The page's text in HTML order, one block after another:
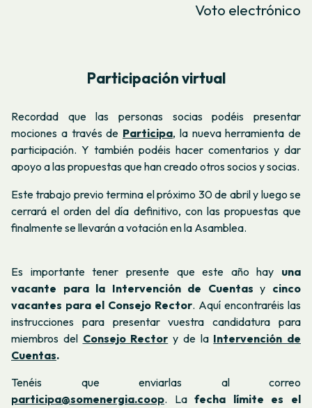
Voto electrónico
Participación virtual
Recordad que las personas socias podéis presentar
mociones a través de Participa, la nueva herramienta de
participación. Y también podéis hacer comentarios y dar
apoyo a las propuestas que han creado otros socios y socias.
Este trabajo previo termina el próximo 30 de abril y luego se
cerrará el orden del día definitivo, con las propuestas que
finalmente se llevarán a votación en la Asamblea.
Es importante tener presente que este año hay una
vacante para la Intervención de Cuentas y cinco
vacantes para el Consejo Rector. Aquí encontraréis las
instrucciones para presentar vuestra candidatura para
miembros del Consejo Rector y de la Intervención de
Cuentas.
Tenéis que enviarlas al correo
participa@somenergia.coop. Lafecha límite es el